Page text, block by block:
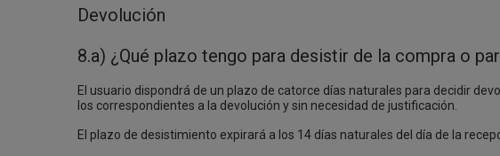
Devolución
8.a) ¿Qué plazo tengo para desistir de la compra o
El usuario dispondrá de un plazo de catorce días naturales para decidir
los correspondientes a la devolución y sin necesidad de justificación.
El plazo de desistimiento expirará a los 14 días naturales del día de la